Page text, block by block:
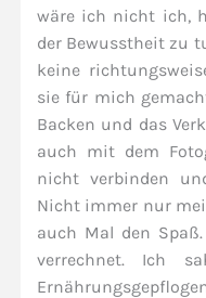
wäre ich nicht ich,
der Bewusstheit zu
keine
sie für mich
Backen und das
auch mit dem
nicht verbinden
Nicht immer nur
auch Mal den
verrechnet. Ich